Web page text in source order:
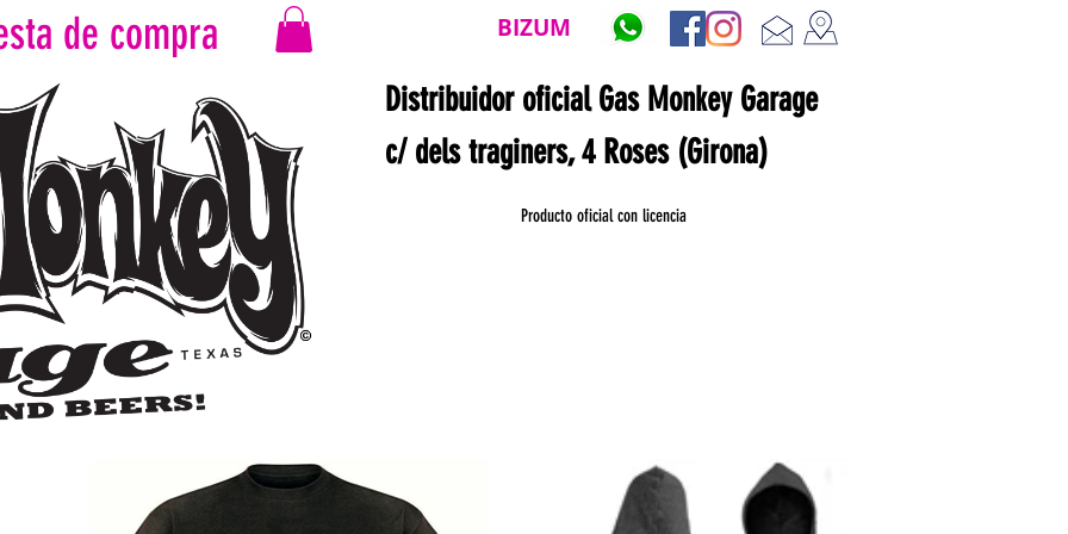
de compra BIZUM
Producto oficial con licencia
c/ dels traginers, 4 Roses (Girona)
Distribuidor oficial Gas Monkey Garage